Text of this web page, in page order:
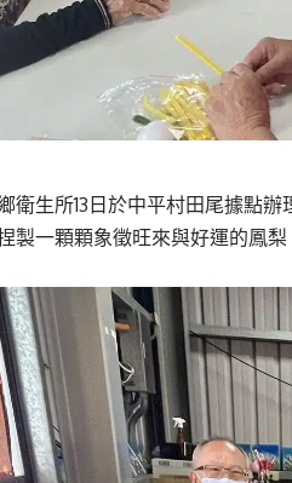
衛生所13日於中平村田尾據點
製一顆顆象徵旺來與好運的鳳